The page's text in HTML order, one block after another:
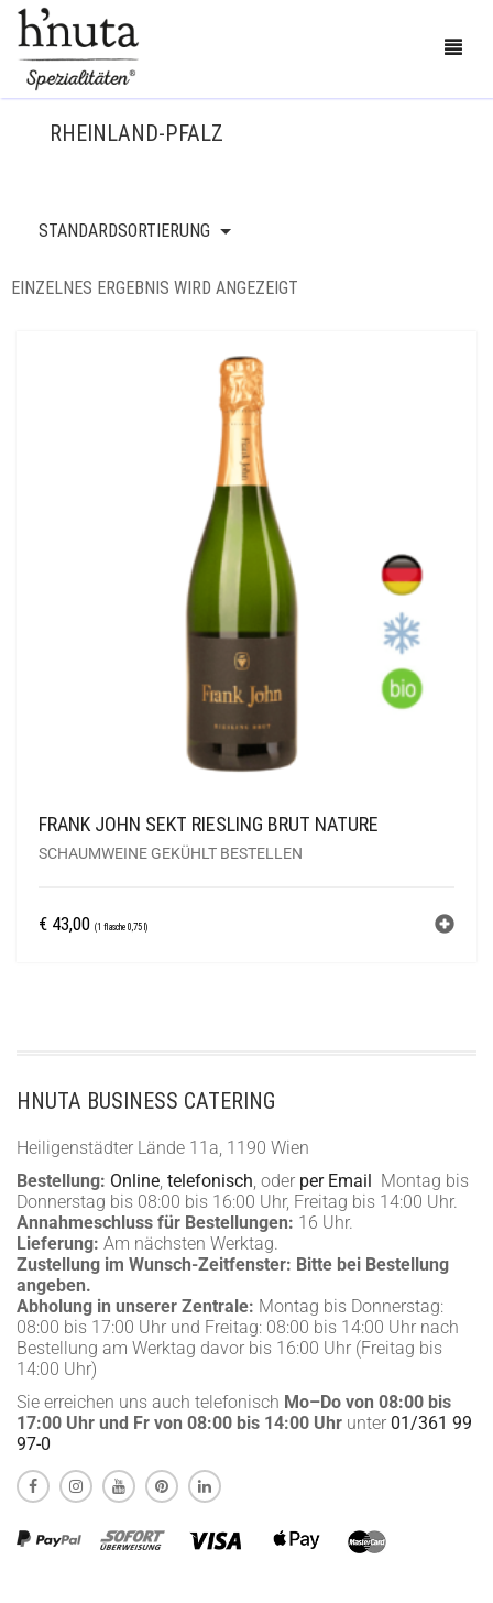
RHEINLAND-PFALZ
STANDARDSORTIERUNG
EINZELNES ERGEBNIS WIRD ANGEZEIGT
FRANK JOHN SEKT RIESLING BRUT NATURE
SCHAUMWEINE GEKÜHLT BESTELLEN
€ 43,00 (1 flasche 0,75 l)
HNUTA BUSINESS CATERING
Heiligenstädter Lände 11a, 1190 Wien
Bestellung: Online, telefonisch, oder per Email Montag bis
Donnerstag bis 08:00 bis 16:00 Uhr, Freitag bis 14:00 Uhr.
Annahmeschluss für Bestellungen: 16 Uhr.
Lieferung: Am nächsten Werktag.
Zustellung im Wunsch-Zeitfenster: Bitte bei Bestellung
angeben.
Abholung in unserer Zentrale: Montag bis Donnerstag:
08:00 bis 17:00 Uhr und Freitag: 08:00 bis 14:00 Uhr nach
Bestellung am Werktag davor bis 16:00 Uhr (Freitag bis
14:00 Uhr)
Sie erreichen uns auch telefonisch Mo–Do von 08:00 bis
17:00 Uhr und Fr von 08:00 bis 14:00 Uhr unter 01/361 99
97-0